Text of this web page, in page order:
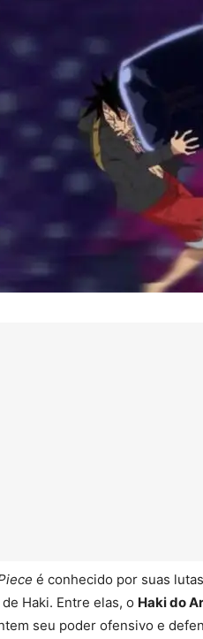
é conhecido por suas
Haki. Entre elas, o Haki do
seu poder ofensivo e